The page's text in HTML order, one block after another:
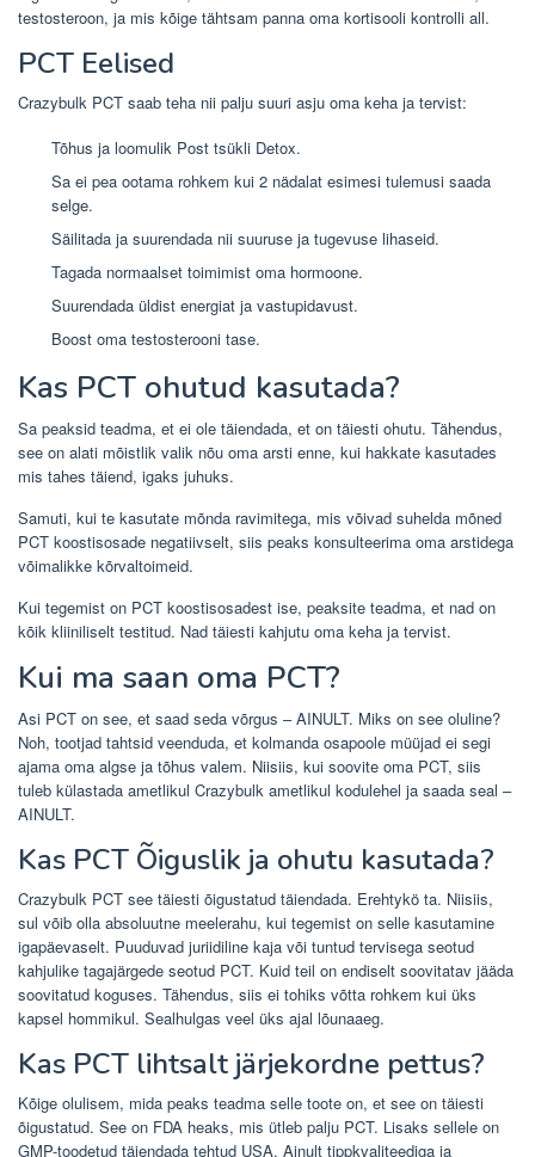
testosteroon, ja mis kõige tähtsam panna oma kortisooli kontrolli all.
PCT Eelised
Crazybulk PCT saab teha nii palju suuri asju oma keha ja tervist:
Tõhus ja loomulik Post tsükli Detox.
Sa ei pea ootama rohkem kui 2 nädalat esimesi tulemusi saada
selge.
Säilitada ja suurendada nii suuruse ja tugevuse lihaseid.
Tagada normaalset toimimist oma hormoone.
Suurendada üldist energiat ja vastupidavust.
Boost oma testosterooni tase.
Kas PCT ohutud kasutada?
Sa peaksid teadma, et ei ole täiendada, et on täiesti ohutu. Tähendus,
see on alati mõistlik valik nõu oma arsti enne, kui hakkate kasutades
mis tahes täiend, igaks juhuks.
Samuti, kui te kasutate mõnda ravimitega, mis võivad suhelda mõned
PCT koostisosade negatiivselt, siis peaks konsulteerima oma arstidega
võimalikke kõrvaltoimeid.
Kui tegemist on PCT koostisosadest ise, peaksite teadma, et nad on
kõik kliiniliselt testitud. Nad täiesti kahjutu oma keha ja tervist.
Kui ma saan oma PCT?
Asi PCT on see, et saad seda võrgus – AINULT. Miks on see oluline?
Noh, tootjad tahtsid veenduda, et kolmanda osapoole müüjad ei segi
ajama oma algse ja tõhus valem. Niisiis, kui soovite oma PCT, siis
tuleb külastada ametlikul Crazybulk ametlikul kodulehel ja saada seal –
AINULT.
Kas PCT Õiguslik ja ohutu kasutada?
Crazybulk PCT see täiesti õigustatud täiendada. Erehtykö ta. Niisiis,
sul võib olla absoluutne meelerahu, kui tegemist on selle kasutamine
igapäevaselt. Puuduvad juriidiline kaja või tuntud tervisega seotud
kahjulike tagajärgede seotud PCT. Kuid teil on endiselt soovitatav jääda
soovitatud koguses. Tähendus, siis ei tohiks võtta rohkem kui üks
kapsel hommikul. Sealhulgas veel üks ajal lõunaaeg.
Kas PCT lihtsalt järjekordne pettus?
Kõige olulisem, mida peaks teadma selle toote on, et see on täiesti
õigustatud. See on FDA heaks, mis ütleb palju PCT. Lisaks sellele on
GMP-toodetud täiendada tehtud USA. Ainult tippkvaliteediga ja